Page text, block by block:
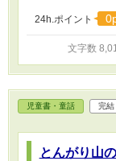
24h.ポイント
文字数
児童書・童話 完結
とんがり山